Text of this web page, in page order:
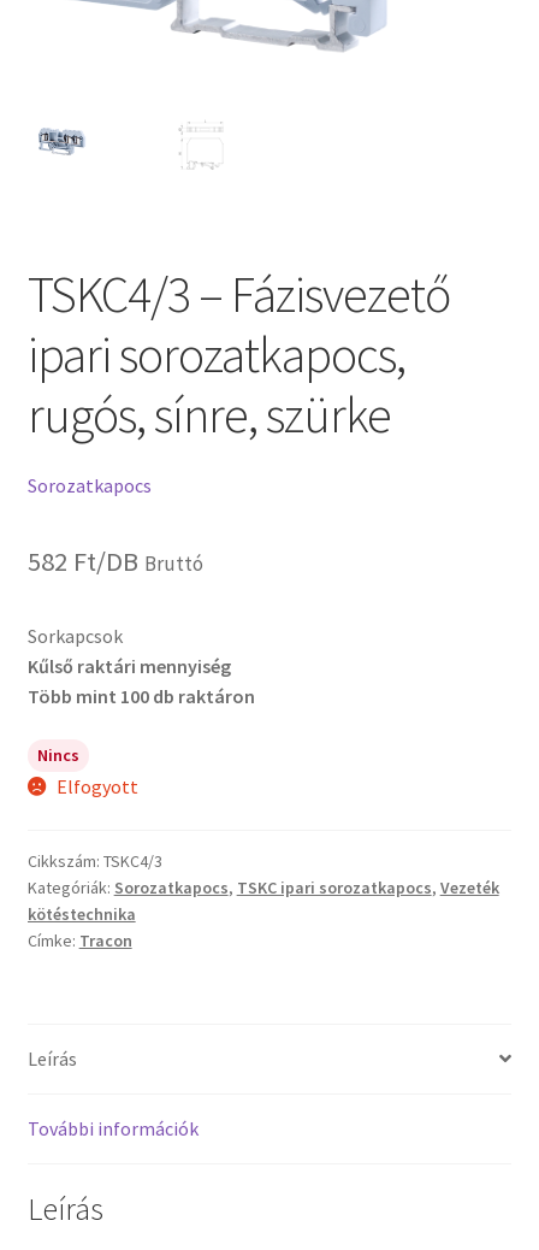
TSKC4/3 – Fázisvezető
ipari sorozatkapocs,
rugós, sínre, szürke
Sorozatkapocs
582 Ft/DB Bruttó
Sorkapcsok
Kűlső raktári mennyiség
Több mint 100 db raktáron
Nincs
Elfogyott
Cikkszám: TSKC4/3
Kategóriák: Sorozatkapocs, TSKC ipari sorozatkapocs, Vezeték
kötéstechnika
Címke: Tracon
Leírás
További információk
Leírás